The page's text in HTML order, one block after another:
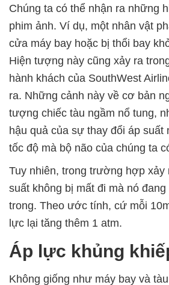
Chúng ta có thể nhận ra những
phim ảnh. Ví dụ, một nhân vật
cửa máy bay hoặc bị thổi bay
Hiện tượng này cũng xảy ra
hành khách của SouthWest
ra. Những cảnh này về cơ bản
tượng chiếc tàu ngầm nổ tung,
hậu quả của sự thay đổi áp suất
tốc độ mà bộ não của chúng ta
Tuy nhiên, trong trường hợp xảy
suất không bị mất đi mà nó
trong. Theo ước tính, cứ mỗi
lực lại tăng thêm 1 atm.
Áp lực khủng
Không giống như máy bay và